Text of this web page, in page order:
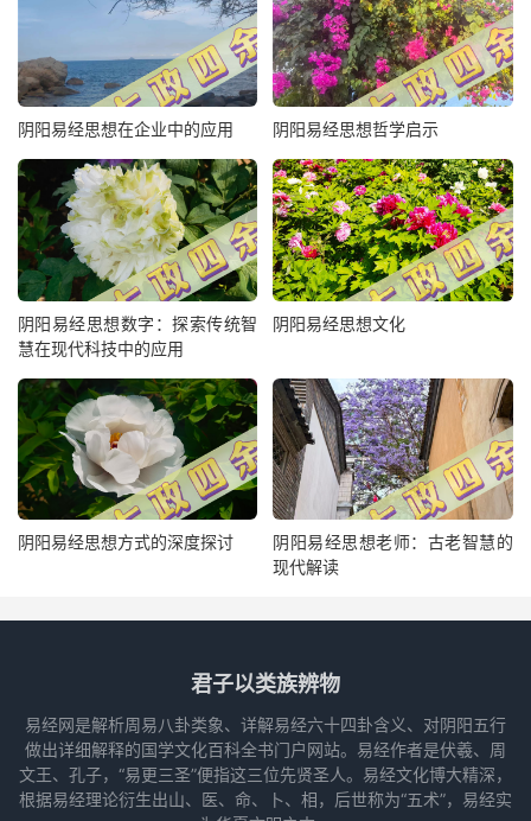
阴阳易经思想在企业中的应用 阴阳易经思想哲学启示
阴阳易经思想数字：探索传统智
慧在现代科技中的应用
阴阳易经思想文化
阴阳易经思想方式的深度探讨
阴阳易经思想老师：古老智慧的
现代解读
君子以类族辨物
易经网是解析周易八卦类象、详解易经六十四卦含义、对阴阳五行
做出详细解释的国学文化百科全书门户网站。易经作者是伏羲、周
文王、孔子，“易更三圣”便指这三位先贤圣人。易经文化博大精深，
根据易经理论衍生出山、医、命、卜、相，后世称为“五术”，易经实